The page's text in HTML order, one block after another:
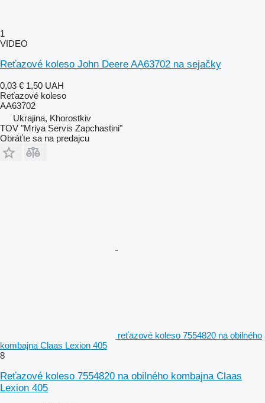
1
VIDEO
Reťazové koleso John Deere AA63702 na sejačky
0,03 € 1,50 UAH
Reťazové koleso
AA63702
Ukrajina, Khorostkiv
TOV "Mriya Servis Zapchastini"
Obráťte sa na predajcu
reťazové koleso 7554820 na obilného
kombajna Claas Lexion 405
8
Reťazové koleso 7554820 na obilného kombajna Claas
Lexion 405